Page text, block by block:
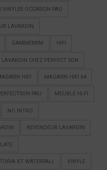
VINYLES OCCASION PAU
LAVARDIN
GAMMEMINI HIFI
LAVARDIN CHEZ PERFECT SON
HIFI MAGASIN HIFI 64
PAU MEUBLE HI-FI
NO INTRO
REVENDEUR LAVARDIN
XT WATERFALL VINYLE